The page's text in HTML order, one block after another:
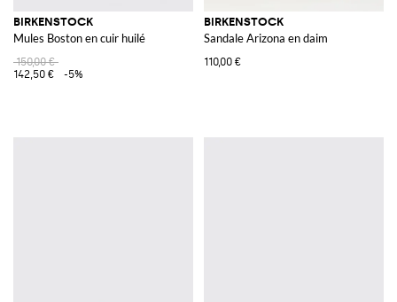
BIRKENSTOCK
Mules Boston en cuir huilé
150,00 €
142,50 €
-5%
BIRKENSTOCK
Sandale Arizona en daim
110,00 €